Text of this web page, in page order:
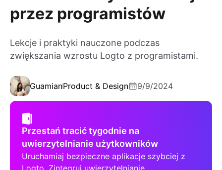
przez programistów
Lekcje i praktyki nauczone podczas
zwiększania wzrostu Logto z programistami.
GuamianProduct & Design 9/9/2024
Przestań tracić tygodnie na
uwierzytelnianie użytkowników
Uruchamiaj bezpieczne aplikacje szybciej z